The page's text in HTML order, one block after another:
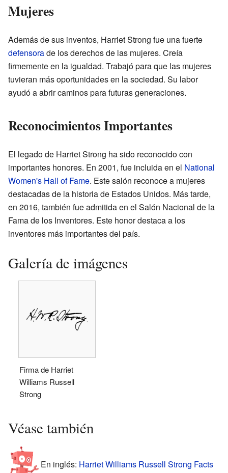
Mujeres
Además de sus inventos, Harriet Strong fue una fuerte
defensorade los derechos de las mujeres. Creía
firmemente en la igualdad. Trabajó para que las mujeres
tuvieran más oportunidades en la sociedad. Su labor
ayudó a abrir caminos para futuras generaciones.
Reconocimientos Importantes
El legado de Harriet Strong ha sido reconocido con
importantes honores. En 2001, fue incluida en el National
Women's Hall of Fame. Este salón reconoce a mujeres
destacadas de la historia de Estados Unidos. Más tarde,
en 2016, también fue admitida en el Salón Nacional de la
Fama de los Inventores. Este honor destaca a los
inventores más importantes del país.
Galería de imágenes
Firma de Harriet
Williams Russell
Strong
Véase también
En inglés: Harriet Williams Russell Strong Facts